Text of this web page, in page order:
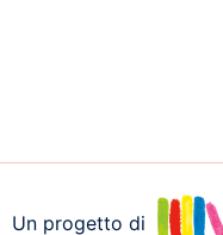
Un progetto di